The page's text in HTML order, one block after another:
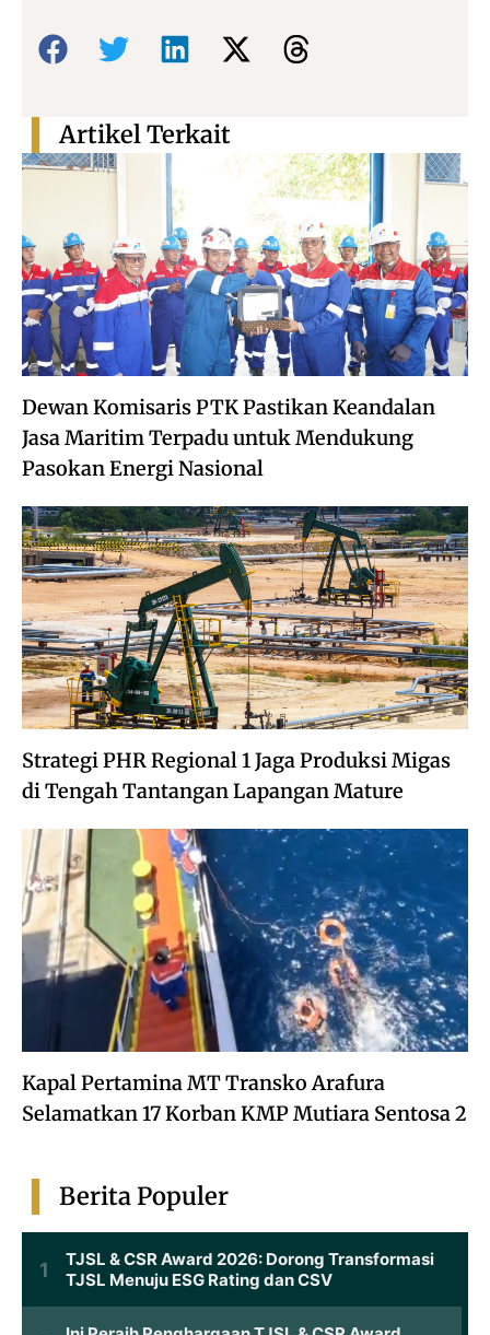
Bagikan:
Dewan Komisaris PTK Pastikan Keandalan
Jasa Maritim Terpadu untuk Mendukung
Pasokan Energi Nasional
Strategi PHR Regional 1 Jaga Produksi Migas
di Tengah Tantangan Lapangan Mature
Kapal Pertamina MT Transko Arafura
Selamatkan 17 Korban KMP Mutiara Sentosa 2
Artikel Terkait
Berita Populer